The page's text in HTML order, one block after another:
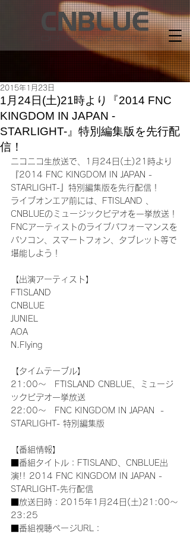
1月24日(土)21時より『2014 FNC
KINGDOM IN JAPAN -
STARLIGHT-』特別編集版を先行配
信！
2015年1月23日
ニコニコ生放送で、1月24日(土)21時より
『2014 FNC KINGDOM IN JAPAN -
STARLIGHT-』特別編集版を先行配信！
ライブオンエア前には、FTISLAND 、
CNBLUEのミュージックビデオを一挙放送！
FNCアーティストのライブパフォーマンスを
パソコン、スマートフォン、タブレット等で
堪能しよう！
【出演アーティスト】
FTISLAND
CNBLUE
JUNIEL
AOA
N.Flying
【タイムテーブル】
21:00～　FTISLAND CNBLUE、ミュージ
ックビデオ一挙放送
22:00～　FNC KINGDOM IN JAPAN  -
STARLIGHT- 特別編集版
【番組情報】
■番組タイトル：FTISLAND、CNBLUE出
演!! 2014 FNC KINGDOM IN JAPAN -
STARLIGHT-先行配信
■放送日時：2015年1月24日(土)21:00～
23:25
■番組視聴ページURL：